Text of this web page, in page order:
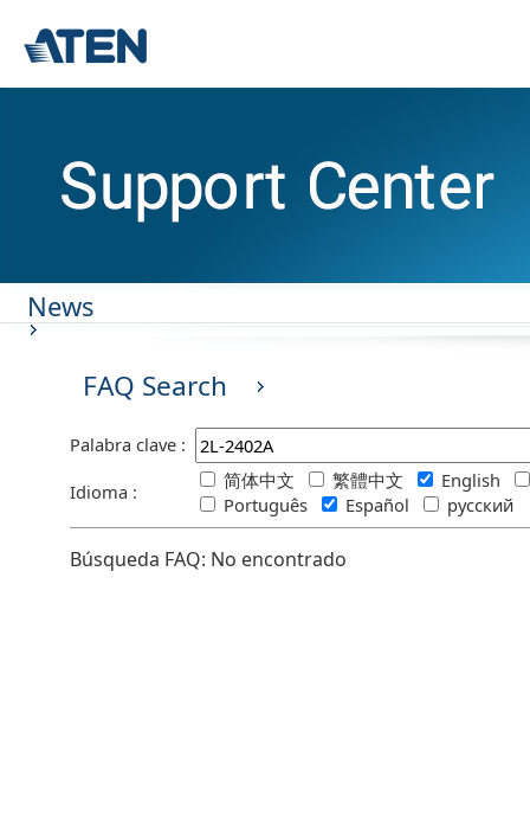
News
FAQ Search
Palabra clave :
Idioma :
简体中文 繁體中文
English
Português
Español русский